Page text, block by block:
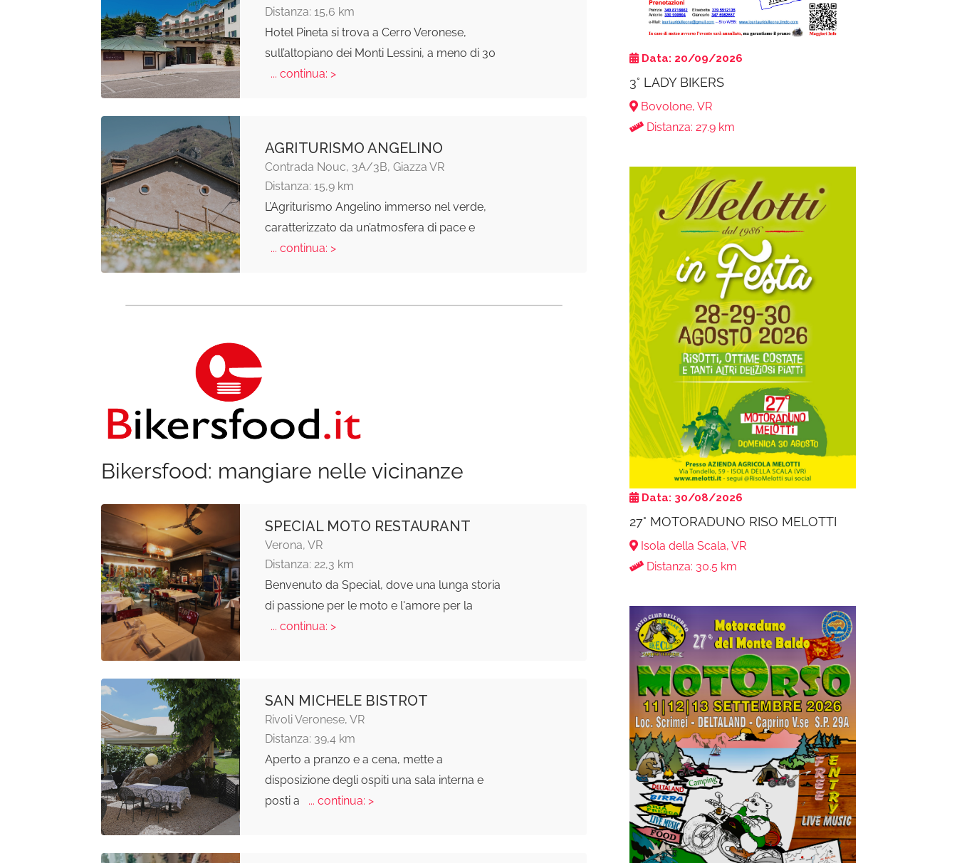
Distanza: 15,6 km
Hotel Pineta si trova a Cerro Veronese,
sull’altopiano dei Monti Lessini, a meno di 30
... continua: >
AGRITURISMO ANGELINO
Contrada Nouc, 3A/3B, Giazza VR
Distanza: 15,9 km
L’Agriturismo Angelino immerso nel verde,
caratterizzato da un’atmosfera di pace e
... continua: >
Bikersfood: mangiare nelle vicinanze
SPECIAL MOTO RESTAURANT
Verona, VR
Distanza: 22,3 km
Benvenuto da Special, dove una lunga storia
di passione per le moto e l'amore per la
... continua: >
SAN MICHELE BISTROT
Rivoli Veronese, VR
Distanza: 39,4 km
Aperto a pranzo e a cena, mette a
disposizione degli ospiti una sala interna e
posti a
... continua: >
Data: 20/09/2026
3° LADY BIKERS
Bovolone, VR
Distanza: 27.9 km
Data: 30/08/2026
27° MOTORADUNO RISO MELOTTI
Isola della Scala, VR
Distanza: 30.5 km